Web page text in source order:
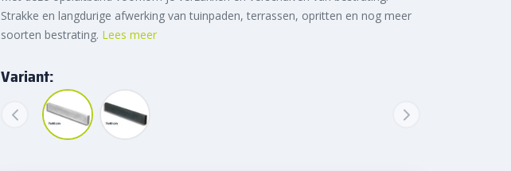
Strakke en langdurige afwerking van tuinpaden, terrassen, opritten en nog meer
soorten bestrating. Lees meer
Variant: